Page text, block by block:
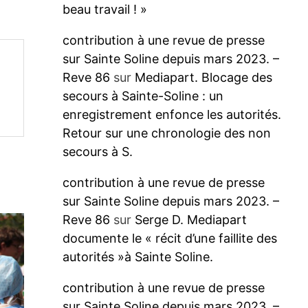
beau travail ! »
contribution à une revue de presse
sur Sainte Soline depuis mars 2023. –
Reve 86 sur Mediapart. Blocage des
secours à Sainte-Soline : un
enregistrement enfonce les autorités.
Retour sur une chronologie des non
secours à S.
contribution à une revue de presse
sur Sainte Soline depuis mars 2023. –
Reve 86 sur Serge D. Mediapart
documente le « récit d’une faillite des
autorités »à Sainte Soline.
contribution à une revue de presse